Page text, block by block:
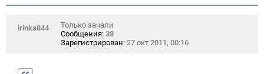
irinka844
Только зачали
Сообщения: 38
Зарегистрирован: 27 окт 2011, 00:16